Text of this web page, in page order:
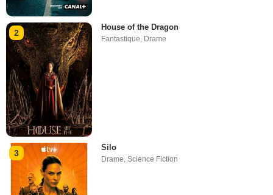
2
House of the Dragon
Fantastique, Drame
3
Silo
Drame,Science Fiction